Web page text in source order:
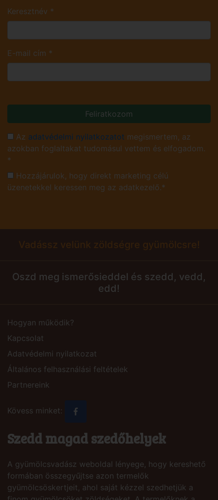
Keresztnév *
E-mail cím *
Feliratkozom
Az adatvédelmi nyilatkozatot megismertem, az
azokban foglaltakat tudomásul vettem és elfogadom.
*
Hozzájárulok, hogy direkt marketing célú
üzenetekkel keressen meg az adatkezelő.*
Vadássz velünk zöldségre gyümölcsre!
Oszd meg ismerősieddel és szedd, vedd,
edd!
Hogyan működik?
Kapcsolat
Adatvédelmi nyilatkozat
Általános felhasználási feltételek
Partnereink
Kövess minket:
Szedd magad szedőhelyek
A gyümölcsvadász weboldal lényege, hogy kereshető
formában összegyűjtse azon termelők
gyümölcsöskertjeit, ahol saját kézzel szedhetjük a